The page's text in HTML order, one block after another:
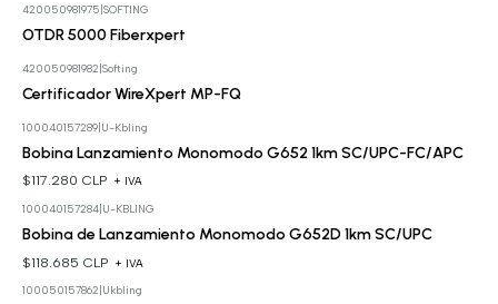
420050981975 SOFTING
OTDR 5000 Fiberxpert
420050981982 Softing
Certificador WireXpert MP-FQ
100040157289| U-Kbling
Bobina Lanzamiento Monomodo G652 1km SC/UPC-FC/APC
$117.280 CLP + IVA
100040157284| U-KBLING
Bobina de Lanzamiento Monomodo G652D 1km SC/UPC
$118.685 CLP + IVA
100050157862 Ukbling